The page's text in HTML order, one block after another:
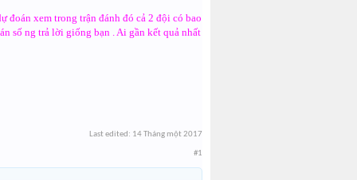
đoán xem trong trận đánh đó cả 2 đội có bao
số ng trả lời giống bạn . Ai gần kết quả nhất
Last edited: 14 Tháng một 2017
#1